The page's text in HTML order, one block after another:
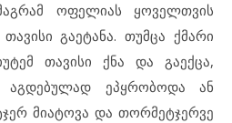
ოფელიას ყოველთვის
გაეტანა. თუმცა ქმარი
თავისი ქნა და გაექცა,
აგდებულად ეპყრობოდა ან
მიატოვა და თორმეტჯერვე